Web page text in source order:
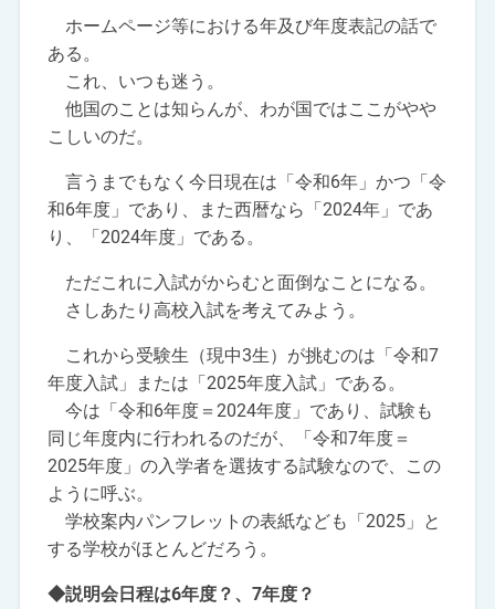
ホームページ等における年及び年度表記の話で
ある。
これ、いつも迷う。
他国のことは知らんが、わが国ではここがやや
こしいのだ。
言うまでもなく今日現在は「令和6年」かつ「令
和6年度」であり、また西暦なら「2024年」であ
り、「2024年度」である。
ただこれに入試がからむと面倒なことになる。
さしあたり高校入試を考えてみよう。
これから受験生（現中3生）が挑むのは「令和7
年度入試」または「2025年度入試」である。
今は「令和6年度＝2024年度」であり、試験も
同じ年度内に行われるのだが、「令和7年度＝
2025年度」の入学者を選抜する試験なので、この
ように呼ぶ。
学校案内パンフレットの表紙なども「2025」と
する学校がほとんどだろう。
◆説明会日程は6年度？、7年度？